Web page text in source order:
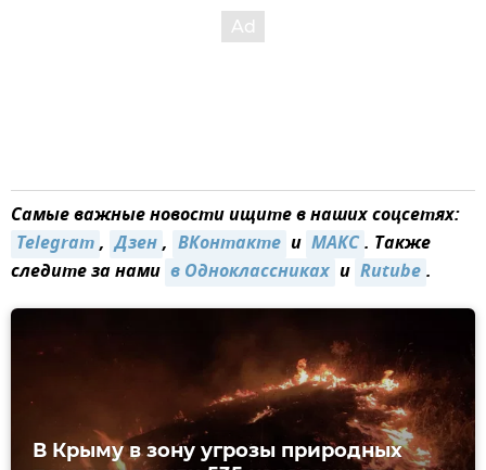
Самые важные новости ищите в наших соцсетях:
Telegram, Дзен, ВКонтакте и МАКС. Также
следите за нами в Одноклассниках и Rutube.
В Крыму в зону угрозы природных